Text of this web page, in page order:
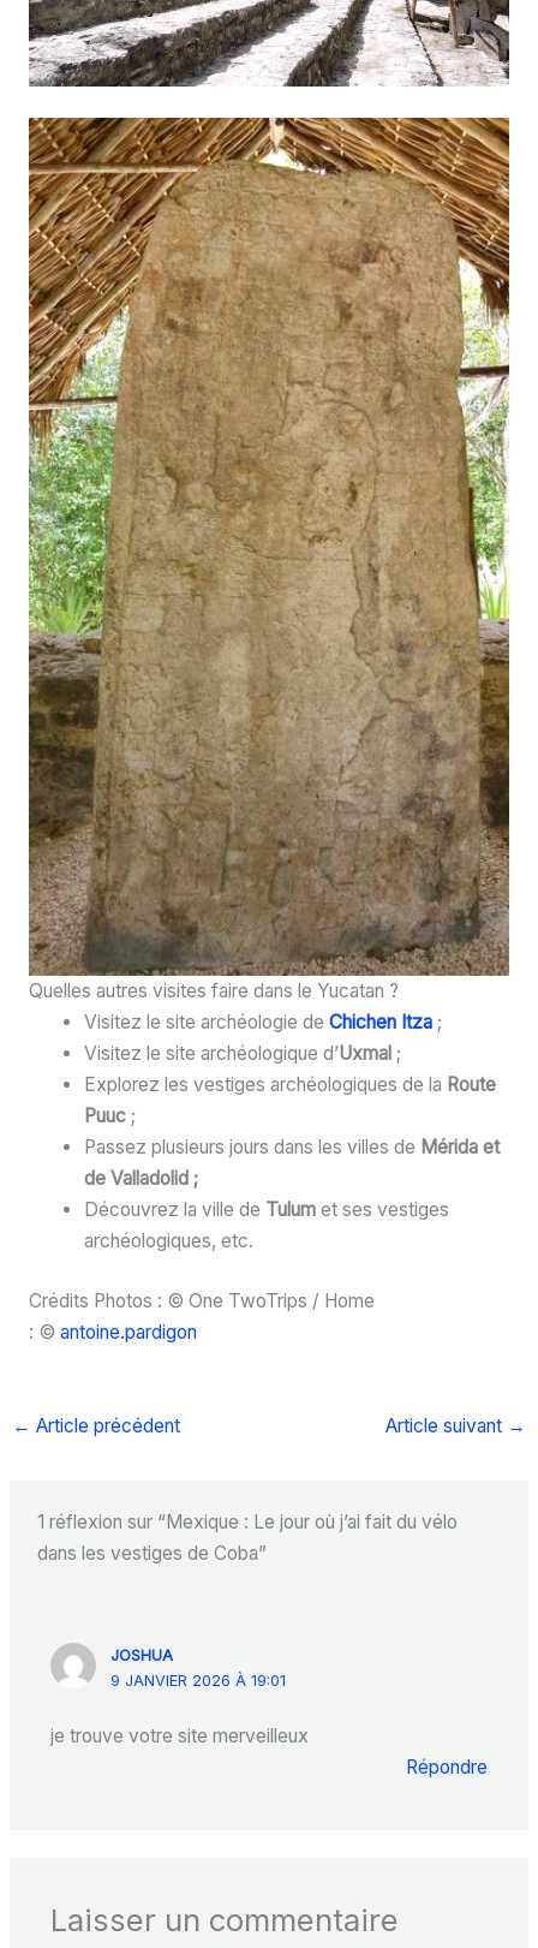
Quelles autres visites faire dans le Yucatan ?
Visitez le site archéologie de Chichen Itza ;
Visitez le site archéologique d’Uxmal ;
Explorez les vestiges archéologiques de la Route
Puuc ;
Passez plusieurs jours dans les villes de Mérida et
de Valladolid ;
Découvrez la ville de Tulum et ses vestiges
archéologiques, etc.
Crédits Photos : © One TwoTrips / Home
: © antoine.pardigon
← Article précédent Article suivant →
1 réflexion sur “Mexique : Le jour où j’ai fait du vélo
dans les vestiges de Coba”
JOSHUA
9 JANVIER 2026 À 19:01
je trouve votre site merveilleux
Répondre
Laisser un commentaire